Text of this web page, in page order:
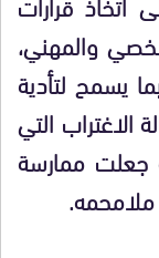
والمهني،
يسمح لتأدية
التي
جعلت ممارسة
ملامحمه.